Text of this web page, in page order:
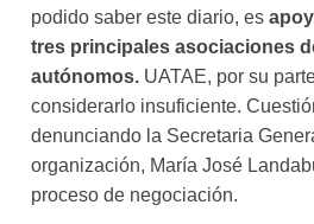
podido saber este diario, es
tres principales asociaciones
autónomos. UATAE, por su
considerarlo insuficiente.
denunciando la Secretaria
organización, María José
proceso de negociación.